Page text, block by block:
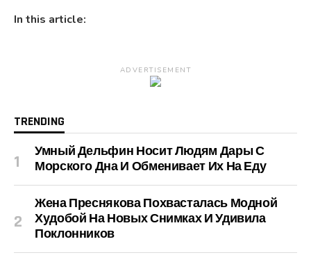
In this article:
ADVERTISEMENT
TRENDING
Умный Дельфин Носит Людям Дары С
Морского Дна И Обменивает Их На Еду
Жена Преснякова Похвасталась Модной
Худобой На Новых Снимках И Удивила
Поклонников